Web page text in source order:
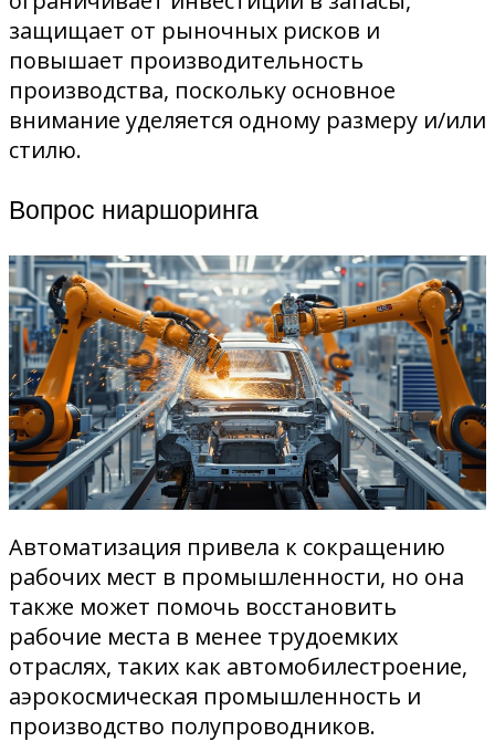
защищает от рыночных рисков и
повышает производительность
производства, поскольку основное
внимание уделяется одному размеру и/или
стилю.
Вопрос ниаршоринга
Автоматизация привела к сокращению
рабочих мест в промышленности, но она
также может помочь восстановить
рабочие места в менее трудоемких
отраслях, таких как автомобилестроение,
аэрокосмическая промышленность и
производство полупроводников.